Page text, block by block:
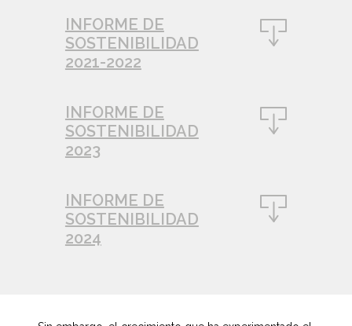
INFORME DE
SOSTENIBILIDAD
2021-2022
INFORME DE
SOSTENIBILIDAD
2023
INFORME DE
SOSTENIBILIDAD
2024